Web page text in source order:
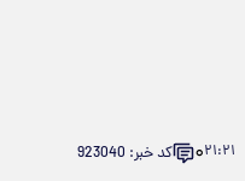
۲۱:۲۱۰ کد خبر: 923040